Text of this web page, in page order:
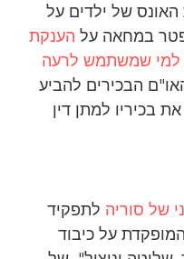
האונס של ילדים על
במחאה על הענקת
למי שמשתמש לרעה
הבכירים להביע
בכיריו למתן דין
של סוריה לתפקיד
על כיבוד